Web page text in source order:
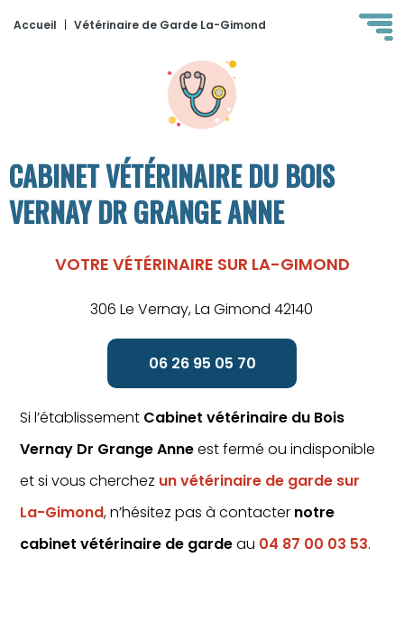
Accueil | Vétérinaire de Garde La-Gimond
CABINET VÉTÉRINAIRE DU BOIS
VERNAY DR GRANGE ANNE
VOTRE VÉTÉRINAIRE SUR LA-GIMOND
306 Le Vernay, La Gimond 42140
06 26 95 05 70
Si l’établissement Cabinet vétérinaire du Bois
Vernay Dr Grange Anneest fermé ou indisponible
et si vous cherchez un vétérinaire de garde sur
La-Gimond, n’hésitez pas à contacter notre
cabinet vétérinaire de gardeau 04 87 00 03 53.